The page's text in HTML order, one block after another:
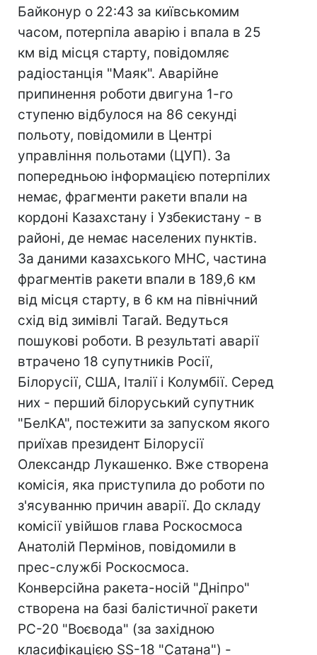
Байконур о 22:43 за київськомим
часом, потерпіла аварію і впала в 25
км від місця старту, повідомляє
радіостанція "Маяк". Аварійне
припинення роботи двигуна 1-го
ступеню відбулося на 86 секунді
польоту, повідомили в Центрі
управління польотами (ЦУП). За
попередньою інформацією потерпілих
немає, фрагменти ракети впали на
кордоні Казахстану і Узбекистану - в
районі, де немає населених пунктів.
За даними казахського МНС, частина
фрагментів ракети впали в 189,6 км
від місця старту, в 6 км на північний
схід від зимівлі Тагай. Ведуться
пошукові роботи. В результаті аварії
втрачено 18 супутників Росії,
Білорусії, США, Італії і Колумбії. Серед
них - перший білоруський супутник
"БелКА", постежити за запуском якого
приїхав президент Білорусії
Олександр Лукашенко. Вже створена
комісія, яка приступила до роботи по
з'ясуванню причин аварії. До складу
комісії увійшов глава Роскосмоса
Анатолій Пермінов, повідомили в
прес-службі Роскосмоса.
Конверсійна ракета-носій "Дніпро"
створена на базі балістичної ракети
РС-20 "Воєвода" (за західною
класифікацією SS-18 "Сатана") -